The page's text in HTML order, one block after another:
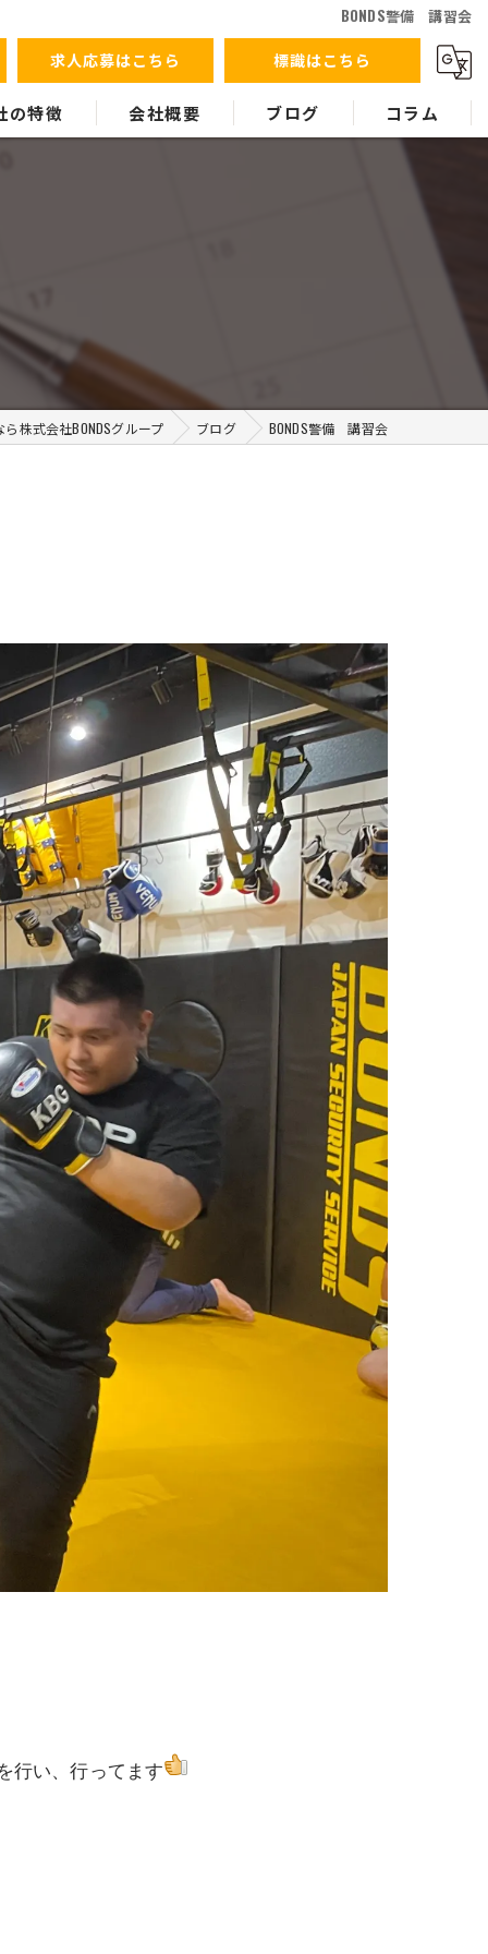
BONDS警備 講習会
求人応募はこちら 標識はこちら
の特徴 会社概要 ブログ コラム
株式会社BONDSグループ ブログ BONDS警備 講習会
行い、行ってます